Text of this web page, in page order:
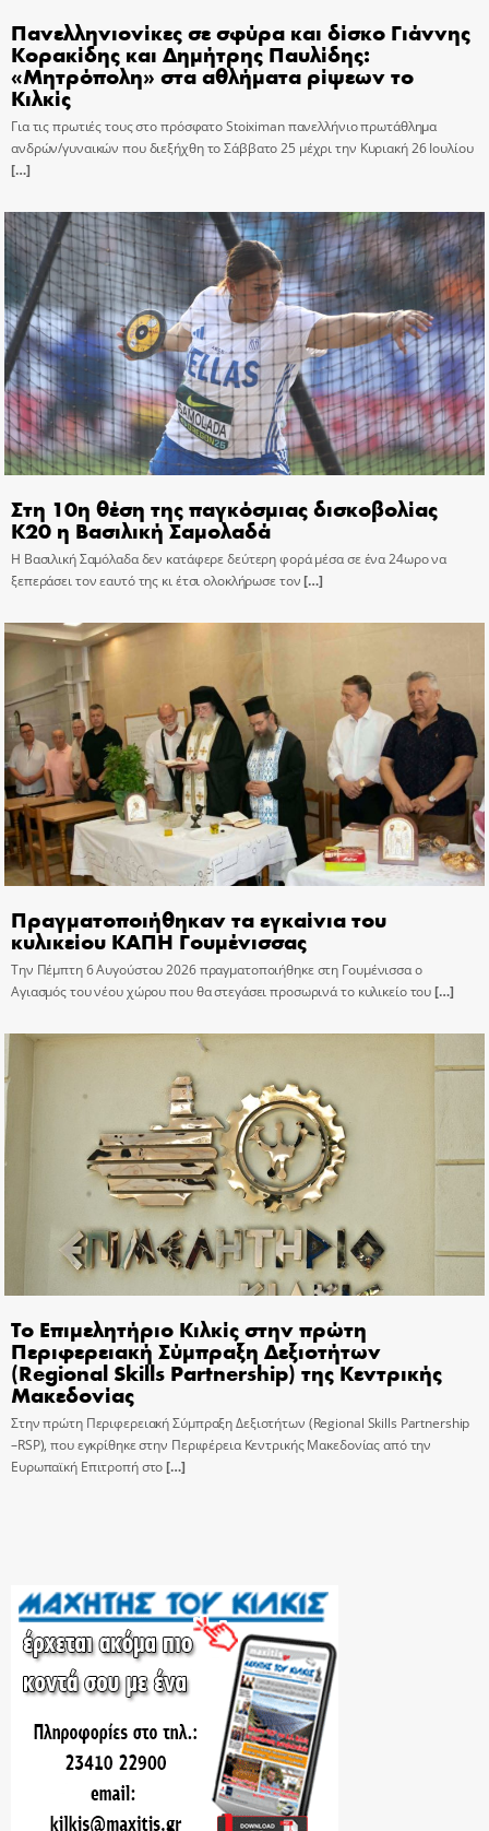
Πανελληνιονίκες σε σφύρα και δίσκο Γιάννης
Κορακίδης και Δημήτρης Παυλίδης:
«Μητρόπολη» στα αθλήματα ρίψεων το
Κιλκίς
Για τις πρωτιές τους στο πρόσφατο Stoiximan πανελλήνιο πρωτάθλημα
ανδρών/γυναικών που διεξήχθη το Σάββατο 25 μέχρι την Κυριακή 26 Ιουλίου
[…]
Στη 10η θέση της παγκόσμιας δισκοβολίας
Κ20 η Βασιλική Σαμολαδά
Η Βασιλική Σαμόλαδα δεν κατάφερε δεύτερη φορά μέσα σε ένα 24ωρο να
ξεπεράσει τον εαυτό της κι έτσι ολοκλήρωσε τον[…]
Πραγματοποιήθηκαν τα εγκαίνια του
κυλικείου ΚΑΠΗ Γουμένισσας
Την Πέμπτη 6 Αυγούστου 2026 πραγματοποιήθηκε στη Γουμένισσα ο
Αγιασμός του νέου χώρου που θα στεγάσει προσωρινά το κυλικείο του[…]
Το Επιμελητήριο Κιλκίς στην πρώτη
Περιφερειακή Σύμπραξη Δεξιοτήτων
(Regional Skills Partnership) της Κεντρικής
Μακεδονίας
Στην πρώτη Περιφερειακή Σύμπραξη Δεξιοτήτων (Regional Skills Partnership
–RSP), που εγκρίθηκε στην Περιφέρεια Κεντρικής Μακεδονίας από την
Ευρωπαϊκή Επιτροπή στο[…]